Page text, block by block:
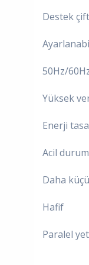
Destek
50Hz/
Yüksek
Enerji
Acil
Daha
Hafif
Paralel